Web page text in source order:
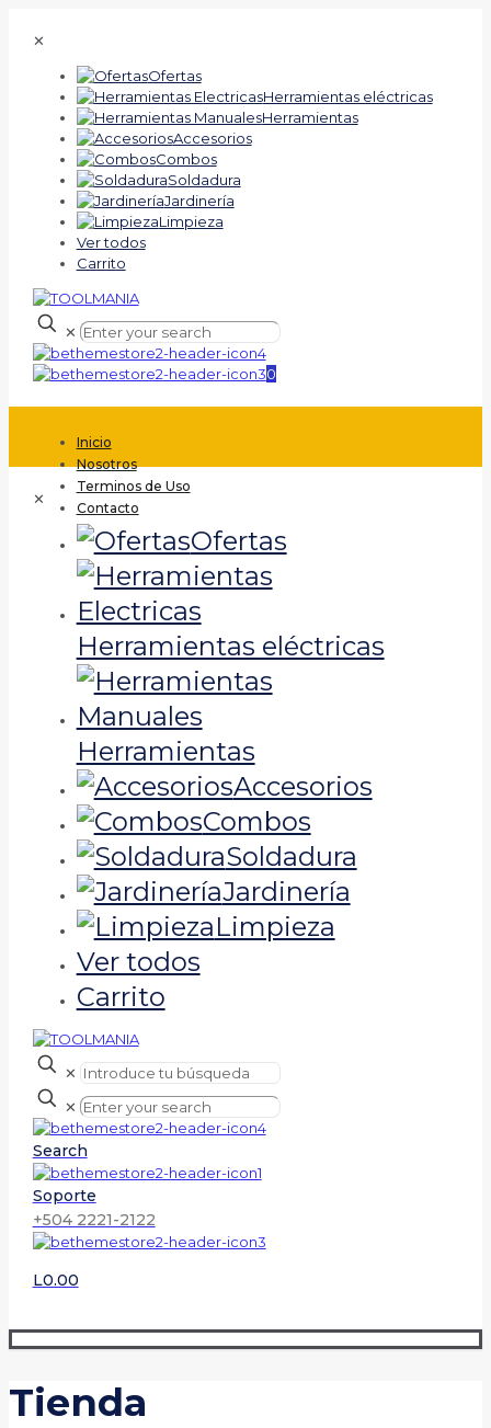
✕
Ofertas
Herramientas eléctricas
Herramientas
Accesorios
Combos
Soldadura
Jardinería
Limpieza
Ver todos
Carrito
✕
0
Inicio
Nosotros
Terminos de Uso
Contacto
✕
Ofertas
Herramientas eléctricas
Herramientas
Accesorios
Combos
Soldadura
Jardinería
Limpieza
Ver todos
Carrito
✕
✕
Search
Soporte
+504 2221-2122
L0.00
Tienda